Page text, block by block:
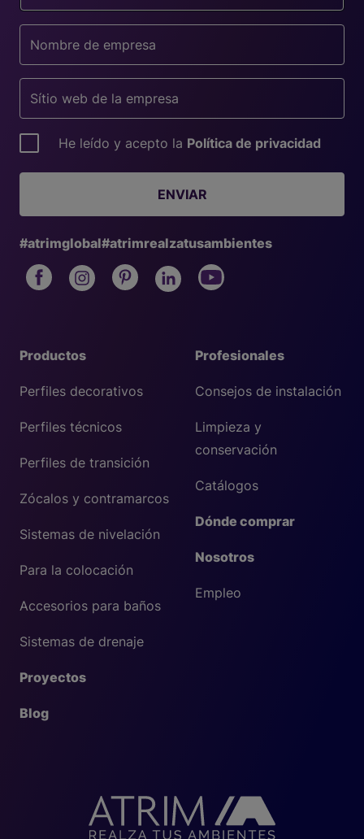
Profesionales
Consejos de instalación
Limpieza y
conservación
Catálogos
Dónde comprar
Nosotros
Empleo
Productos
Perfiles decorativos
Perfiles técnicos
Perfiles de transición
Zócalos y contramarcos
Sistemas de nivelación
Para la colocación
Accesorios para baños
Sistemas de drenaje
Proyectos
Blog
He leído y acepto la Política de privacidad
ENVIAR
#atrimglobal#atrimrealzatusambientes